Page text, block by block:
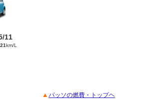
11
21km/L
パッソの燃費・トップヘ